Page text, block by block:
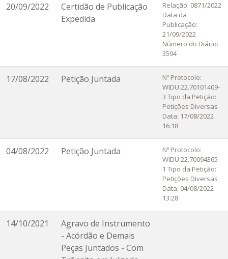
20/09/2022
Certidão de Publicação
Expedida
Relação: 0871/2022
Data da
Publicação:
21/09/2022
Número do Diário:
3594
17/08/2022 Petição Juntada
Nº Protocolo:
WIDU.22.70101409-
3 Tipo da Petição:
Petições Diversas
Data: 17/08/2022
16:18
04/08/2022 Petição Juntada
Nº Protocolo:
WIDU.22.70094365-
1 Tipo da Petição:
Petições Diversas
Data: 04/08/2022
13:28
14/10/2021
Agravo de Instrumento
- Acórdão e Demais
Peças Juntados - Com